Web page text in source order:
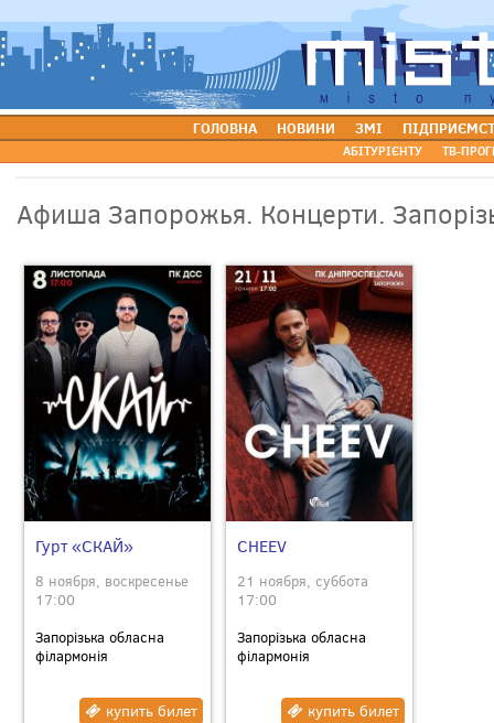
ГОЛОВНА НОВИНИ ЗМІ
АБІТУРІЄНТУ ТВ-
Афиша Запорожья. Концерти.
Гурт «СКАЙ»
8 ноября, воскресенье
17:00
Запорізька обласна
філармонія
купить билет
CHEEV
21 ноября, суббота
17:00
Запорізька обласна
філармонія
купить билет